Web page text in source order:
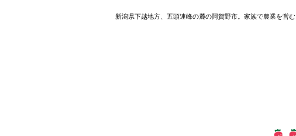
新潟県下越地方、五頭連峰の麓の阿賀野市。家族で農業を営